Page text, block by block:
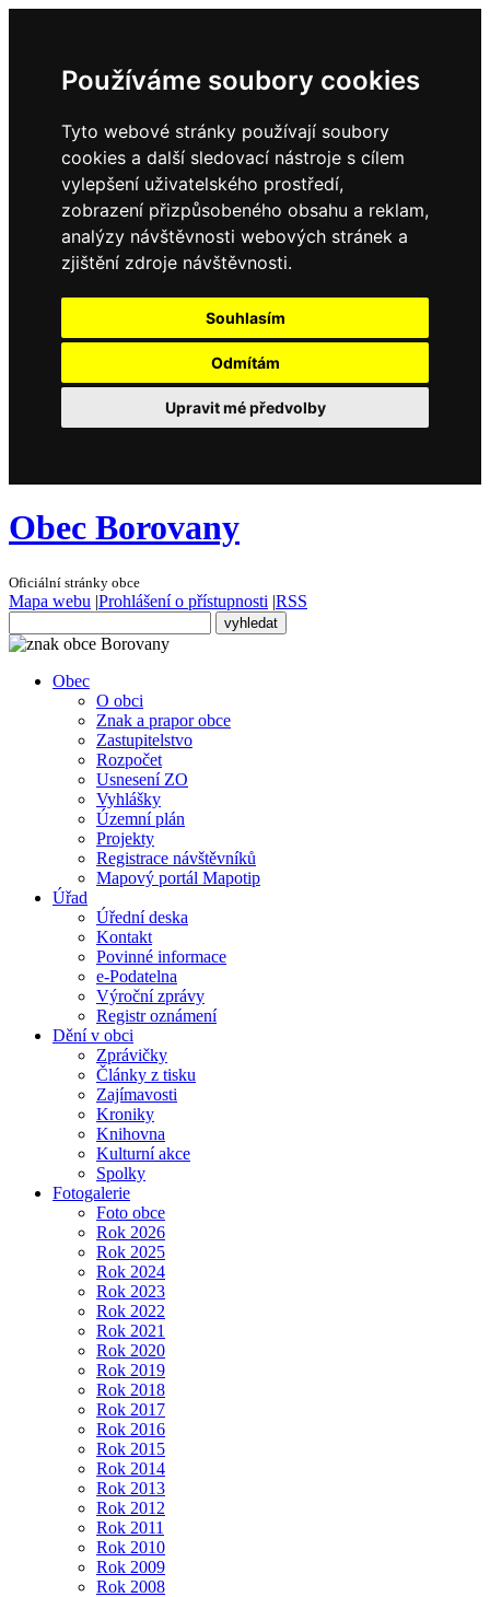
Používáme soubory cookies
Tyto webové stránky používají soubory
cookies a další sledovací nástroje s cílem
vylepšení uživatelského prostředí,
zobrazení přizpůsobeného obsahu a reklam,
analýzy návštěvnosti webových stránek a
zjištění zdroje návštěvnosti.
Souhlasím
Odmítám
Upravit mé předvolby
Obec Borovany
Oficiální stránky obce
Mapa webu |Prohlášení o přístupnosti |RSS
Obec
O obci
Znak a prapor obce
Zastupitelstvo
Rozpočet
Usnesení ZO
Vyhlášky
Územní plán
Projekty
Registrace návštěvníků
Mapový portál Mapotip
Úřad
Úřední deska
Kontakt
Povinné informace
e-Podatelna
Výroční zprávy
Registr oznámení
Dění v obci
Zprávičky
Články z tisku
Zajímavosti
Kroniky
Knihovna
Kulturní akce
Spolky
Fotogalerie
Foto obce
Rok 2026
Rok 2025
Rok 2024
Rok 2023
Rok 2022
Rok 2021
Rok 2020
Rok 2019
Rok 2018
Rok 2017
Rok 2016
Rok 2015
Rok 2014
Rok 2013
Rok 2012
Rok 2011
Rok 2010
Rok 2009
Rok 2008